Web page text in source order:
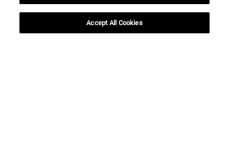
Búsqueda de personas(abre en nueva ventana)
Trabaja con nosotros(abre en nueva ventana)
Accept All Cookies